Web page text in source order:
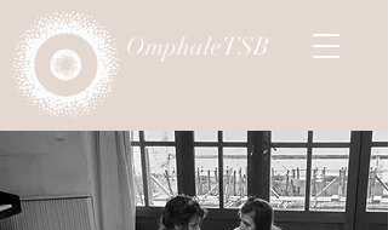
OmphaleTSB